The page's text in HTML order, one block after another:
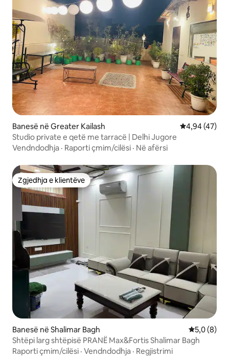
Banesë në Greater Kailash Vlerësimi
4,94 (47)
Studio private e qetë me tarracë | Delhi Jugore
Vendndodhja · Raporti çmim/cilësi · Në afërsi
Zgjedhja e klientëve
Zgjedhja e klientëve
Banesë në Shalimar Bagh Vlerësimi
5,0 (8)
Shtëpi larg shtëpisë PRANË Max&Fortis Shalimar Bagh
Raporti çmim/cilësi · Vendndodhja · Regjistrimi